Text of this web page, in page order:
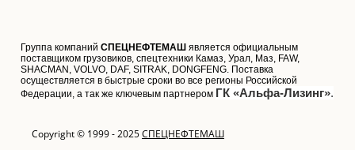
Группа компаний СПЕЦНЕФТЕМАШ является официальным
поставщиком грузовиков, спецтехники Камаз, Урал, Маз, FAW,
SHACMAN, VOLVO, DAF, SITRAK, DONGFENG. Поставка
осуществляется в быстрые сроки во все регионы Российской
Федерации, а так же ключевым партнером ГК «Альфа-Лизинг».
Copyright © 1999 - 2025СПЕЦНЕФТЕМАШ